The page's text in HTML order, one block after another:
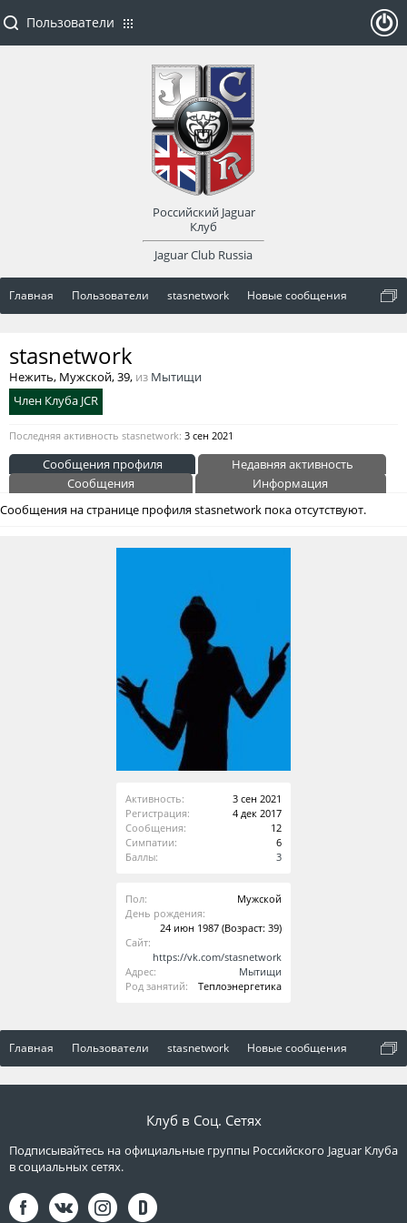
Главная Пользователи stasnetwork Новые сообщения
Активность:
3 сен 2021
Регистрация:
4 дек 2017
Сообщения:
12
Симпатии:
6
Баллы:
3
Пол:
Мужской
День рождения:
24 июн 1987 (Возраст: 39)
Сайт:
https://vk.com/stasnetwork
Адрес:
Мытищи
Род занятий:
Теплоэнергетика
stasnetwork
Нежить, Мужской, 39, из Мытищи
Член Клуба JCR
Последняя активность stasnetwork: 3 сен 2021
Сообщения профиля
Недавняя активность
Сообщения
Информация
Сообщения на странице профиля stasnetwork пока отсутствуют.
Главная Пользователи stasnetwork Новые сообщения
Пользователи
Российский Jaguar
Клуб
Jaguar Club Russia
оват
Клуб в Соц. Сетях
Подписывайтесь на официальные группы Российского Jaguar Клуба
в социальных сетях.